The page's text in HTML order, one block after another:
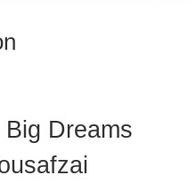
Dreams